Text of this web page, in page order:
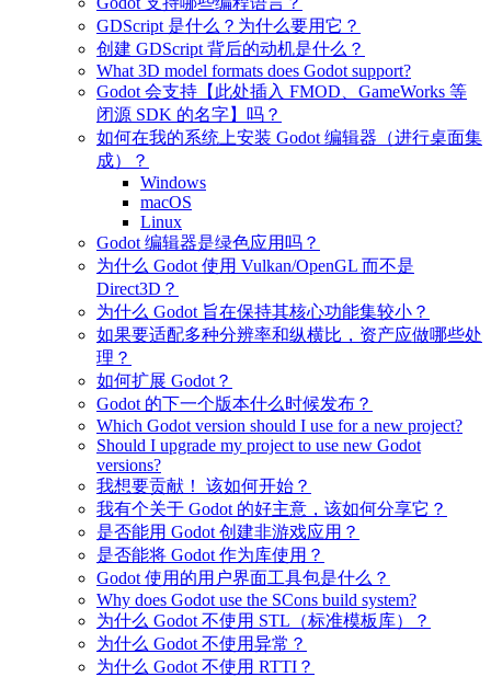
GDScript 是什么？为什么要用它？
创建 GDScript 背后的动机是什么？
What 3D model formats does Godot support?
Godot 会支持【此处插入 FMOD、GameWorks 等
闭源 SDK 的名字】吗？
如何在我的系统上安装 Godot 编辑器（进行桌面集
成）？
Windows
macOS
Linux
Godot 编辑器是绿色应用吗？
为什么 Godot 使用 Vulkan/OpenGL 而不是
Direct3D？
为什么 Godot 旨在保持其核心功能集较小？
如果要适配多种分辨率和纵横比，资产应做哪些处
理？
如何扩展 Godot？
Godot 的下一个版本什么时候发布？
Which Godot version should I use for a new project?
Should I upgrade my project to use new Godot
versions?
我想要贡献！ 该如何开始？
我有个关于 Godot 的好主意，该如何分享它？
是否能用 Godot 创建非游戏应用？
是否能将 Godot 作为库使用？
Godot 使用的用户界面工具包是什么？
Why does Godot use the SCons build system?
为什么 Godot 不使用 STL（标准模板库）？
为什么 Godot 不使用异常？
为什么 Godot 不使用 RTTI？